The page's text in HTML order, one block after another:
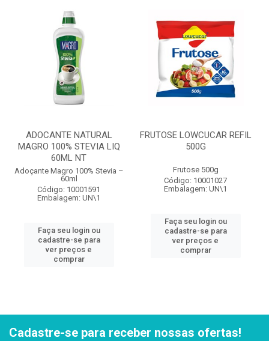
ADOCANTE NATURAL
MAGRO 100% STEVIA LIQ
60ML NT
Adoçante Magro 100% Stevia –
60ml
Código: 10001591
Embalagem: UN\1
Faça seu login ou
cadastre-se para
ver preços e
comprar
FRUTOSE LOWCUCAR REFIL
500G
Frutose 500g
Código: 10001027
Embalagem: UN\1
Faça seu login ou
cadastre-se para
ver preços e
comprar
Cadastre-se para receber nossas ofertas!